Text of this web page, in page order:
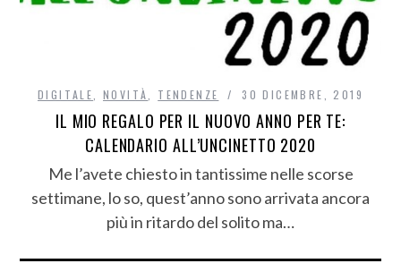
DIGITALE NOVITÀ TENDENZE 30 DICEMBRE, 2019
IL MIO REGALO PER IL NUOVO ANNO PER TE:
CALENDARIO ALL’UNCINETTO 2020
Me l’avete chiesto in tantissime nelle scorse
settimane, lo so, quest’anno sono arrivata ancora
più in ritardo del solito ma…